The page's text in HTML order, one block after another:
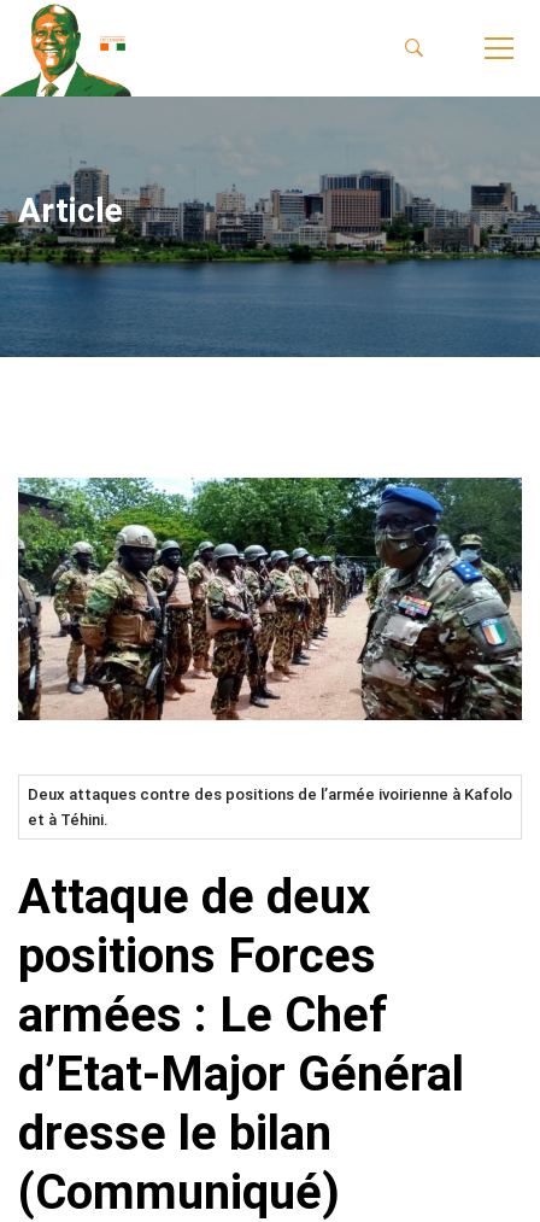
Article
Deux attaques contre des positions de l’armée ivoirienne à Kafolo
et à Téhini.
Attaque de deux
positions Forces
armées : Le Chef
d’Etat-Major Général
dresse le bilan
(Communiqué)